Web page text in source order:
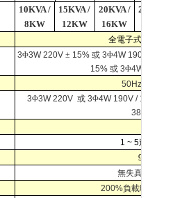
10KVA /
8KW
15KVA /
12KW
20KVA /
16KW
25KVA /
全電子式電路控
3Φ3W 220V ± 15% 或3Φ4W 190V /
15% 或3Φ4W 380V
50Hz / 60Hz
3Φ3W 220V 或3Φ4W 190V / 110V
380V /
1 ~ 5週內完
96%
無失真
200%負載時能承受